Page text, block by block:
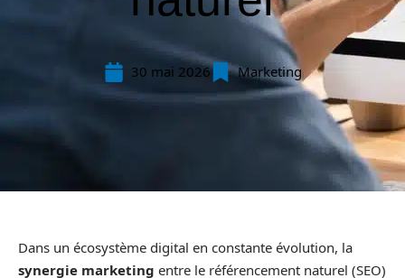
30 mai 2026 Marketing
Dans un écosystème digital en constante évolution, la
synergie marketing entre le référencement naturel (SEO)